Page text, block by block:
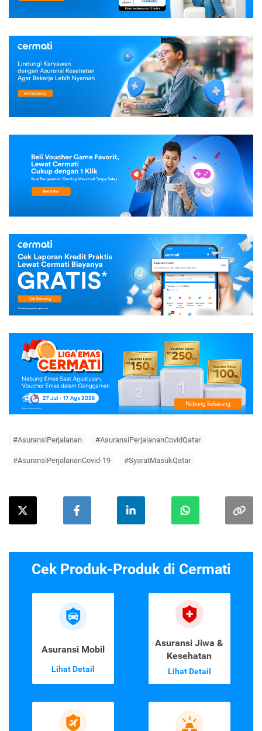
#AsuransiPerjalanan #AsuransiPerjalananCovidQatar
#AsuransiPerjalananCovid-19 #SyaratMasukQatar
Cek Produk-Produk di Cermati
Asuransi Mobil
Lihat Detail
Asuransi Jiwa &
Kesehatan
Lihat Detail